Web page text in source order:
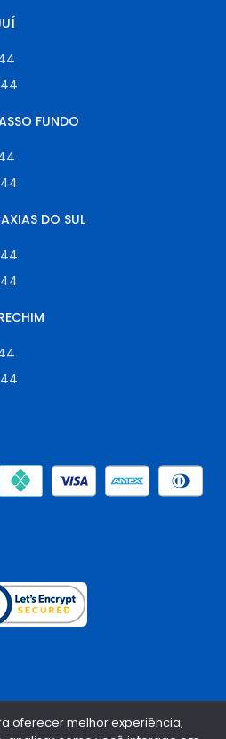
FUNDO
DO SUL
90.196.999/0001-89
Todos os
oferecer melhor experiência,